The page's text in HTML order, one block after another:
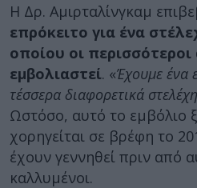
Η Δρ. Αμιρταλίνγκαμ
επρόκειτο για ένα
οποίου οι
εμβολιαστεί. «Έχουμε ένα
τέσσερα διαφορετικά
Ωστόσο, αυτό το εμβόλιο
χορηγείται σε βρέφη το
έχουν γεννηθεί πριν από
καλλυμένοι.